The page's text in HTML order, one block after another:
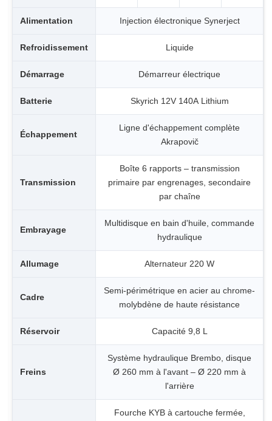
Alimentation Injection électronique Synerject
Refroidissement Liquide
Démarrage Démarreur électrique
Batterie Skyrich 12V 140A Lithium
Échappement
Ligne d'échappement complète
Akrapovič
Transmission
Boîte 6 rapports – transmission
primaire par engrenages, secondaire
par chaîne
Embrayage
Multidisque en bain d'huile, commande
hydraulique
Allumage Alternateur 220 W
Cadre
Semi-périmétrique en acier au chrome-
molybdène de haute résistance
Réservoir Capacité 9,8 L
Freins
Système hydraulique Brembo, disque
Ø 260 mm à l'avant – Ø 220 mm à
l'arrière
Fourche KYB à cartouche fermée,